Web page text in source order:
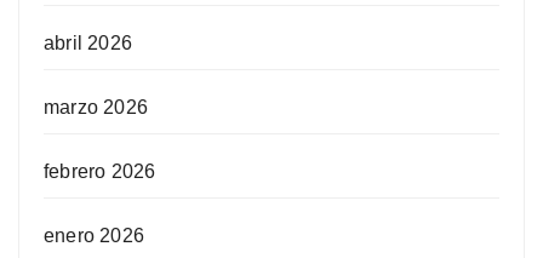
abril 2026
marzo 2026
febrero 2026
enero 2026